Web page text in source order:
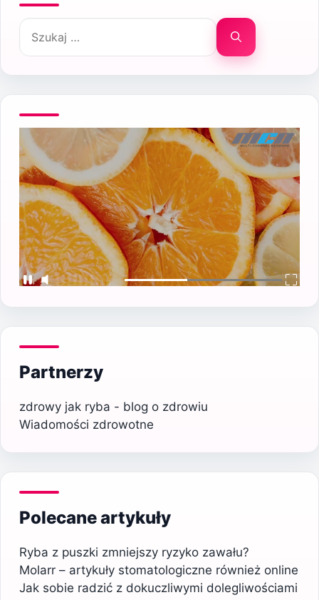
Szukaj:
Partnerzy
zdrowy jak ryba - blog o zdrowiu
Wiadomości zdrowotne
Polecane artykuły
Ryba z puszki zmniejszy ryzyko zawału?
Molarr – artykuły stomatologiczne również online
Jak sobie radzić z dokuczliwymi dolegliwościami